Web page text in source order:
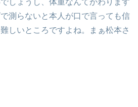
しょうし、体重なんてかわります
測らないと本人が口で言っても信
しいところですよね。まぁ松本さ